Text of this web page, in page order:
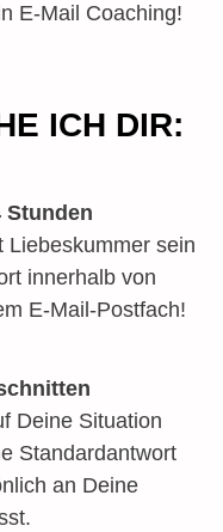
E-Mail Coaching!
ICH DIR:
Liebeskummer sein
innerhalb von
E-Mail-Postfach!
Deine Situation
Standardantwort
an Deine